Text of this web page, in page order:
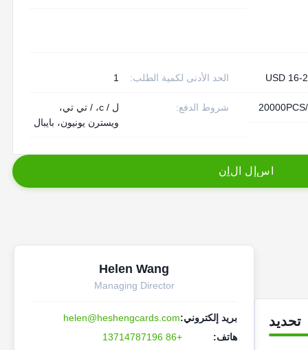
الحد الأدنى لكمية الطلب: 1 USD 16-
شروط الدفع:
ل / c، / تي تي،
ويسترن يونيون، بايبال
س ل ل ن
تحديد
Helen Wang
Managing Director
بريد إلكتروني:helen@heshengcards.com
هاتف:
+86 13714787196